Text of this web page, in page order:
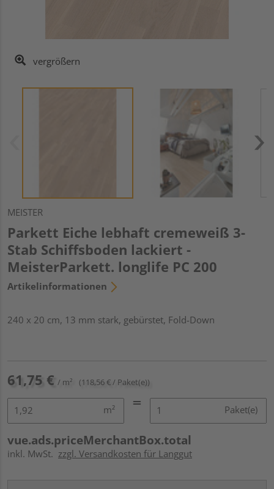
vergrößern
MEISTER
Parkett Eiche lebhaft cremeweiß 3-
Stab Schiffsboden lackiert -
MeisterParkett. longlife PC 200
Artikelinformationen
240 x 20 cm, 13 mm stark, gebürstet, Fold-Down
61,75 € / m² (118,56 € / Paket(e))
m² Paket(e)
vue.ads.priceMerchantBox.total
inkl. MwSt. zzgl. Versandkosten für Langgut